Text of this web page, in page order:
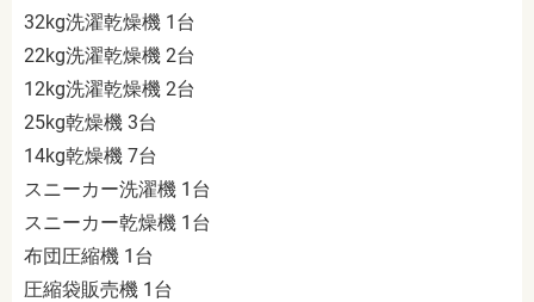
32kg洗濯乾燥機 1台
22kg洗濯乾燥機 2台
12kg洗濯乾燥機 2台
25kg乾燥機 3台
14kg乾燥機 7台
スニーカー洗濯機 1台
スニーカー乾燥機 1台
布団圧縮機 1台
圧縮袋販売機 1台